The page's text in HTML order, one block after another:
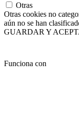
Otras
Otras cookies no
aún no se han
GUARDAR Y
Funciona con